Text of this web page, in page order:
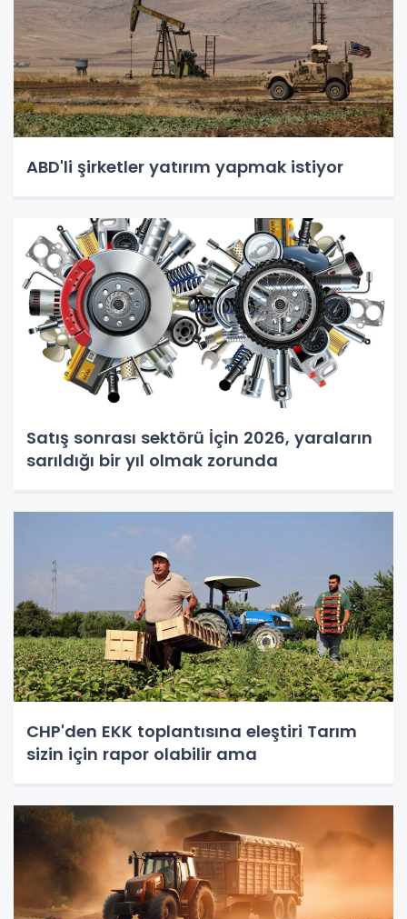
ABD'li şirketler yatırım yapmak istiyor
Satış sonrası sektörü İçin 2026, yaraların
sarıldığı bir yıl olmak zorunda
CHP'den EKK toplantısına eleştiri Tarım
sizin için rapor olabilir ama